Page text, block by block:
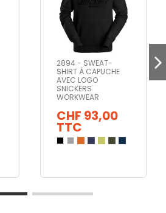
2894 - SWEAT-
SHIRT À CAPUCHE
AVEC LOGO
SNICKERS
WORKWEAR
CHF 93,00
TTC